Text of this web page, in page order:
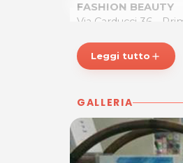
FASHION BEAUTY
Via Carducci 36 -
Tel. 3207157307
P.IVA 01132010321
aposta@espevia.it.
Leggi tutto add
GALLERIA